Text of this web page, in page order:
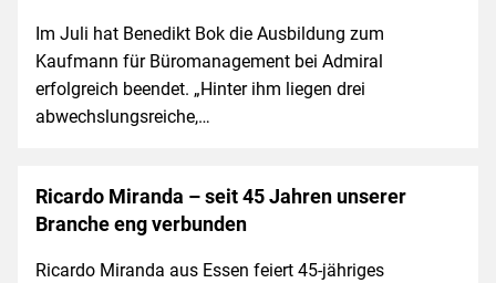
Im Juli hat Benedikt Bok die Ausbildung zum
Kaufmann für Büromanagement bei Admiral
erfolgreich beendet. „Hinter ihm liegen drei
abwechslungsreiche,…
Ricardo Miranda – seit 45 Jahren unserer
Branche eng verbunden
Ricardo Miranda aus Essen feiert 45-jähriges